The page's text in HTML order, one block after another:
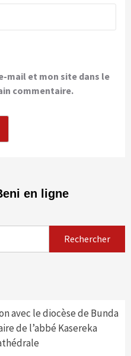
mail et mon site dans le
commentaire.
en ligne
avec le diocèse de Bunda
de l’abbé Kasereka